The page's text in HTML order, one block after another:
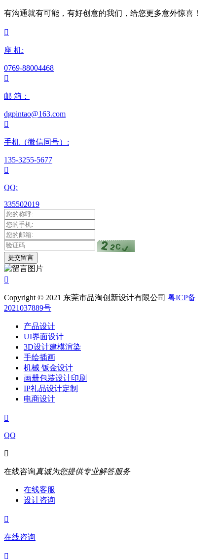
有沟通就有可能，有好创意的我们，给您更多意外惊喜！

座 机:
0769-88004468

邮 箱：
dgpintao@163.com

手机（微信同号）:
135-3255-5677

QQ:
335502019

Copyright © 2021 东莞市品淘创新设计有限公司 粤ICP备
2021037889号
产品设计
UI界面设计
3D设计建模渲染
手绘插画
机械 钣金设计
画册包装设计印刷
IP礼品设计定制
电商设计

QQ

在线咨询真诚为您提供专业解答服务
在线客服
设计咨询

在线咨询
